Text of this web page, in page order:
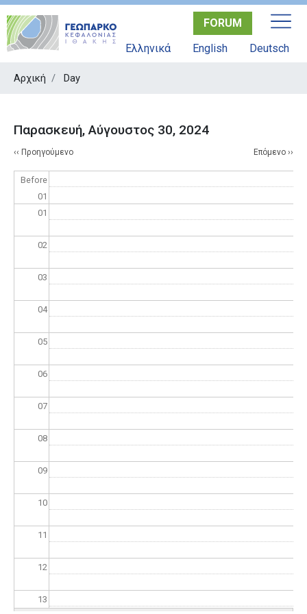
Παράκαμψη
FORUM
Ελληνικά
English Deutsch
Αρχική Day
Παρασκευή, Αύγουστος 30, 2024
Σελιδοποίηση
‹‹ Προηγούμενο Επόμενο ››
Before
01
01
02
03
04
05
06
07
08
09
10
11
12
13